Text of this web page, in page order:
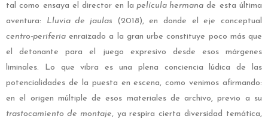
tal como ensaya el director en la película hermana de esta última
aventura: Lluvia de jaulas (2018), en donde el eje conceptual
centro-periferia enraizado a la gran urbe constituye poco más que
el detonante para el juego expresivo desde esos márgenes
liminales. Lo que vibra es una plena conciencia lúdica de las
potencialidades de la puesta en escena, como venimos afirmando:
en el origen múltiple de esos materiales de archivo, previo a su
trastocamiento de montaje, ya respira cierta diversidad temática,